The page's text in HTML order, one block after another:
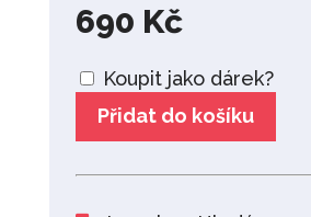
690 Kč
Koupit jako dárek?
Přidat do košíku